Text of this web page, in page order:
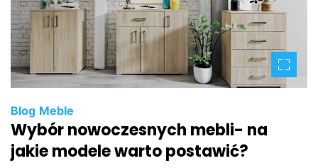
Blog Meble
Wybór nowoczesnych mebli- na
jakie modele warto postawić?